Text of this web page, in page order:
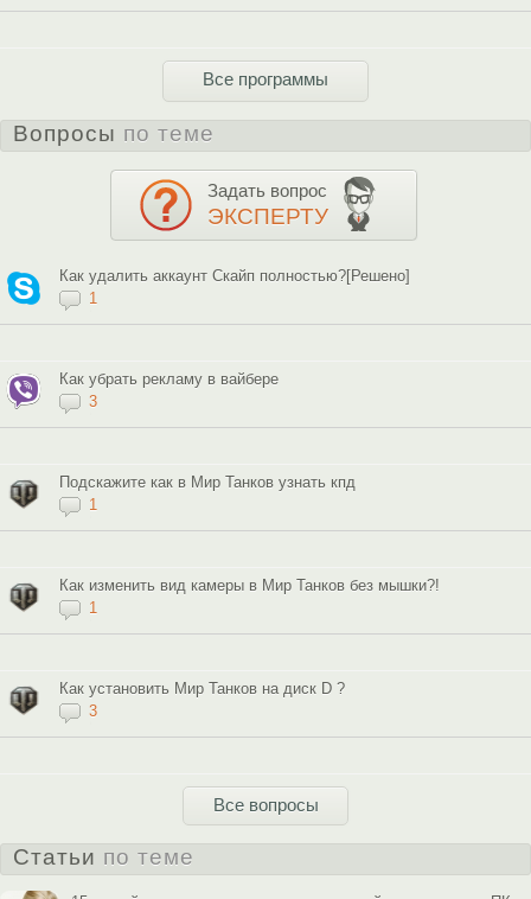
Все программы
Вопросы по теме
Задать вопрос
ЭКСПЕРТУ
Как удалить аккаунт Скайп полностью?[Решено]
1
Как убрать рекламу в вайбере
3
Подскажите как в Мир Танков узнать кпд
1
Как изменить вид камеры в Мир Танков без мышки?!
1
Как установить Мир Танков на диск D ?
3
Все вопросы
Статьи по теме